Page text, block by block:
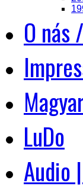
O nás
LuDo
Audio